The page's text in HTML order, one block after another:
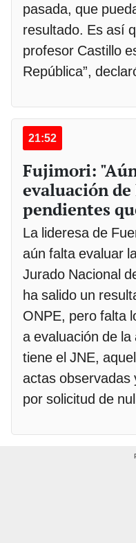
pasada, que
resultado. Es así
profesor Castillo
República”,
21:52
Fujimori:
evaluación de
pendientes
La lideresa de
aún falta evaluar
Jurado Nacional
ha salido un
ONPE, pero falta
a evaluación de
tiene el JNE,
actas observadas
por solicitud de